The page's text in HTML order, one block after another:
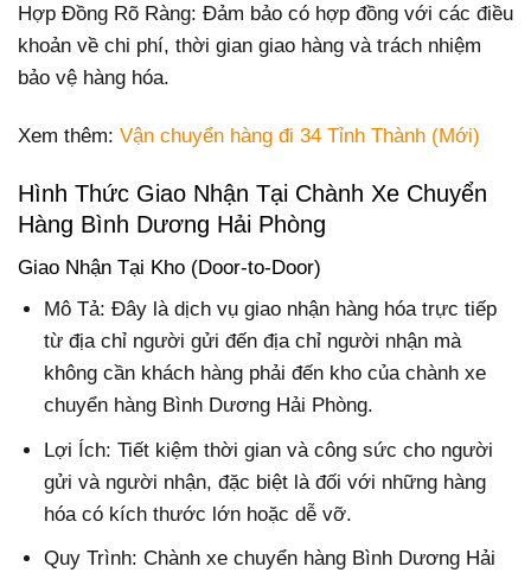
Hợp Đồng Rõ Ràng: Đảm bảo có hợp đồng với các điều
khoản về chi phí, thời gian giao hàng và trách nhiệm
bảo vệ hàng hóa.
Xem thêm: Vận chuyển hàng đi 34 Tỉnh Thành (Mới)
Hình Thức Giao Nhận Tại Chành Xe Chuyển
Hàng Bình Dương Hải Phòng
Giao Nhận Tại Kho (Door-to-Door)
Mô Tả: Đây là dịch vụ giao nhận hàng hóa trực tiếp
từ địa chỉ người gửi đến địa chỉ người nhận mà
không cần khách hàng phải đến kho của chành xe
chuyển hàng Bình Dương Hải Phòng.
Lợi Ích: Tiết kiệm thời gian và công sức cho người
gửi và người nhận, đặc biệt là đối với những hàng
hóa có kích thước lớn hoặc dễ vỡ.
Quy Trình: Chành xe chuyển hàng Bình Dương Hải